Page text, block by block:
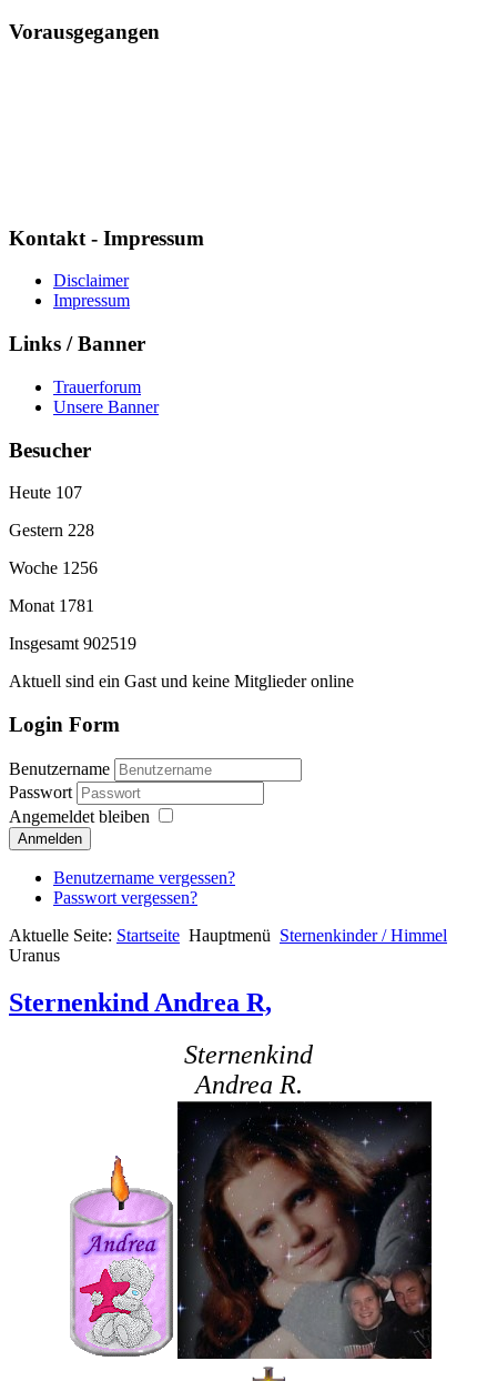
Vorausgegangen
Kontakt - Impressum
Disclaimer
Impressum
Links / Banner
Trauerforum
Unsere Banner
Besucher
Heute 107
Gestern 228
Woche 1256
Monat 1781
Insgesamt 902519
Aktuell sind ein Gast und keine Mitglieder online
Login Form
Benutzername
Passwort
Angemeldet bleiben
Anmelden
Benutzername vergessen?
Passwort vergessen?
Aktuelle Seite: Startseite Hauptmenü Sternenkinder / Himmel
Uranus
Sternenkind Andrea R,
Sternenkind
Andrea R.